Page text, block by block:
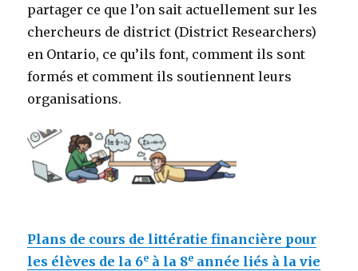
partager ce que l’on sait actuellement sur les
chercheurs de district (District Researchers)
en Ontario, ce qu’ils font, comment ils sont
formés et comment ils soutiennent leurs
organisations.
Plans de cours de littératie financière pour
les élèves de la 6e à la 8e année liés à la vie